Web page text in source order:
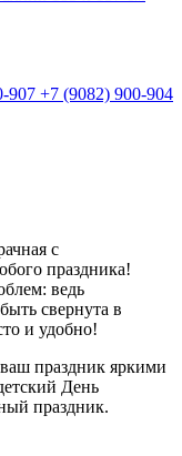
907 +7 (9082) 900-904
с
праздника!
ведь
свернута в
и удобно!
праздник яркими
День
праздник.